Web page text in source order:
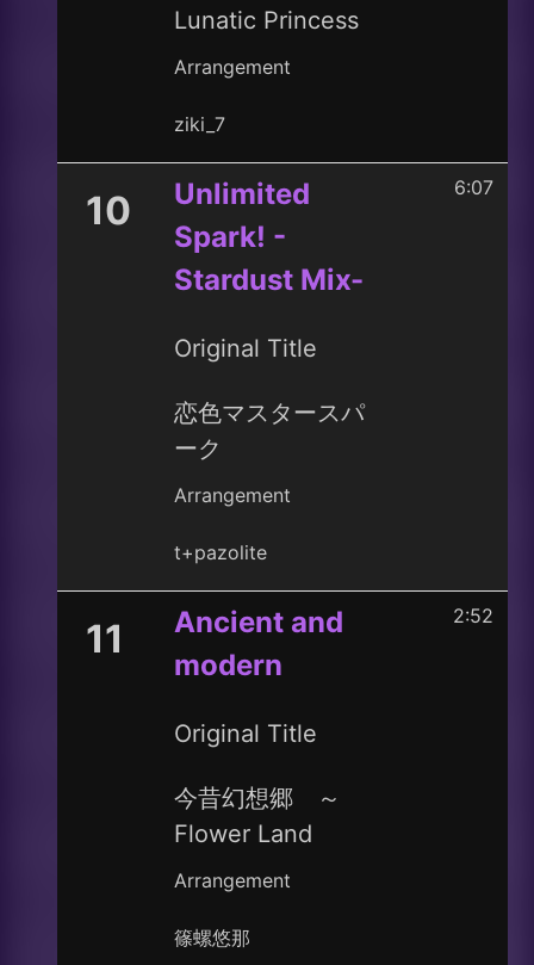
Lunatic Princess
Arrangement
ziki_7
10
Unlimited
Spark! -
Stardust Mix-
Original Title
恋色マスタースパ
ーク
Arrangement
t+pazolite
6:07
11
Ancient and
modern
Original Title
今昔幻想郷 ～
Flower Land
Arrangement
篠螺悠那
2:52